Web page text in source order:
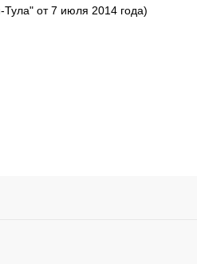
от 7 июля 2014 года)